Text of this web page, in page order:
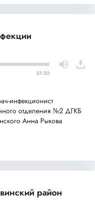
51:20
инфекционист
отделения №2 ДГКБ
Анна Рыкова
район